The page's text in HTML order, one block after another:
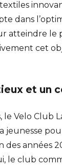
dans
atteindre le
cet
et un
le Velo Club
jeunesse
années
le club